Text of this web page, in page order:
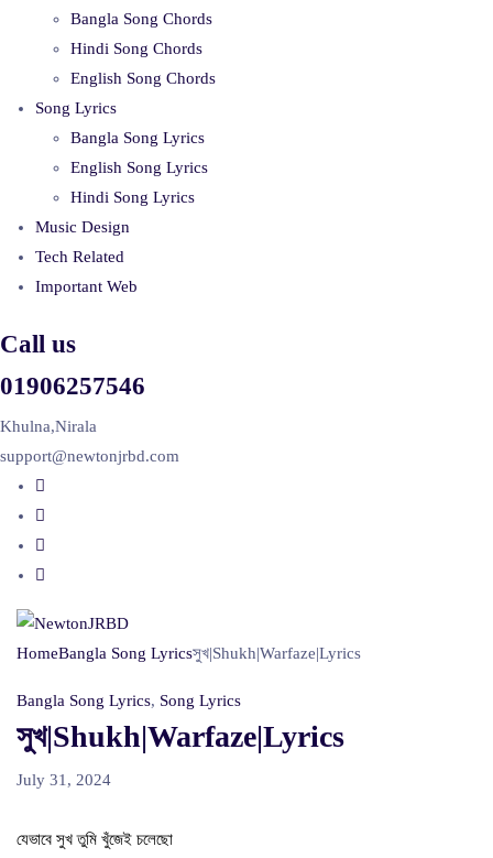
Bangla Song Chords
Hindi Song Chords
English Song Chords
Song Lyrics
Bangla Song Lyrics
English Song Lyrics
Hindi Song Lyrics
Music Design
Tech Related
Important Web
Call us
01906257546
Khulna,Nirala
support@newtonjrbd.com
HomeBangla Song Lyricsসুখ|Shukh|Warfaze|Lyrics
Bangla Song Lyrics, Song Lyrics
সুখ|Shukh|Warfaze|Lyrics
July 31, 2024
যেভাবে সুখ তুমি খুঁজেই চলেছো